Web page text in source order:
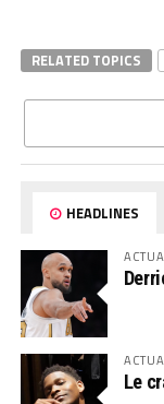
RELATED TOPICS
HEADLINES
Le